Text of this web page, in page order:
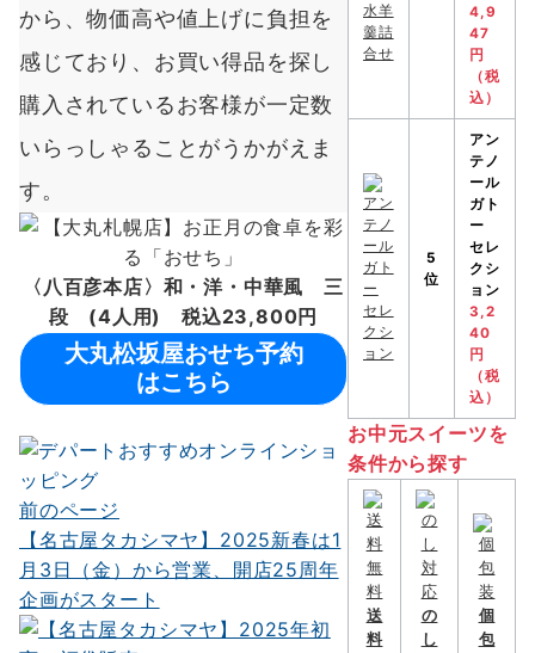
から、物価高や値上げに負担を
感じており、お買い得品を探し
購入されているお客様が一定数
いらっしゃることがうかがえま
す。
〈八百彦本店〉和・洋・中華風 三
段 (4人用) 税込23,800円
大丸松坂屋おせち予約
はこちら
投
稿
ナ
ビ
前のページ
【名古屋タカシマヤ】2025新春は1
月3日（金）から営業、開店25周年
企画がスタート
4,9
47
円
（税
込）
5
位
アン
テノ
ール
ガト
ー
セレ
クシ
ョン
3,2
40
円
（税
込）
お中元スイーツを
条件から探す
送
料
の
し
個
包